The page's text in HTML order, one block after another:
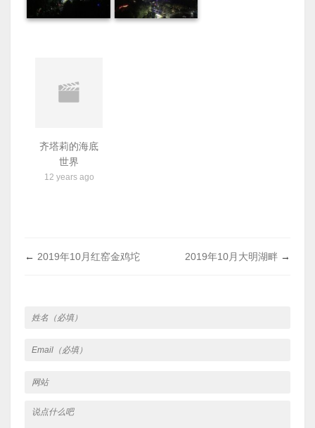
齐塔莉的海底
世界
12 years ago
← 2019年10月红窑金鸡坨 2019年10月大明湖畔 →